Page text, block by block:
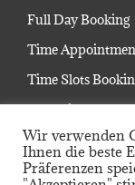
Full Day Booking
Time
Time Slots
Startseite
Kalender
Impressum
Wir verwenden
Ihnen die beste
Präferenzen